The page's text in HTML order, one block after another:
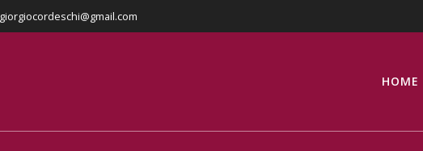
giorgiocordeschi@gmail.com